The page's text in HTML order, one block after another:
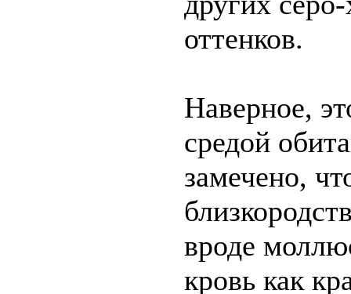
оттенков.
Наверное,
средой
замечено,
вроде
кровь как